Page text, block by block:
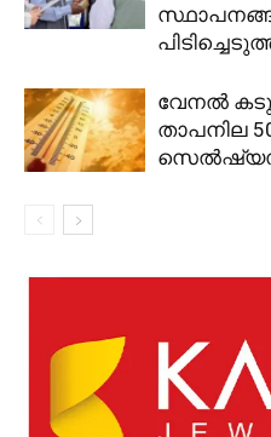
വേനൽ
താപനില